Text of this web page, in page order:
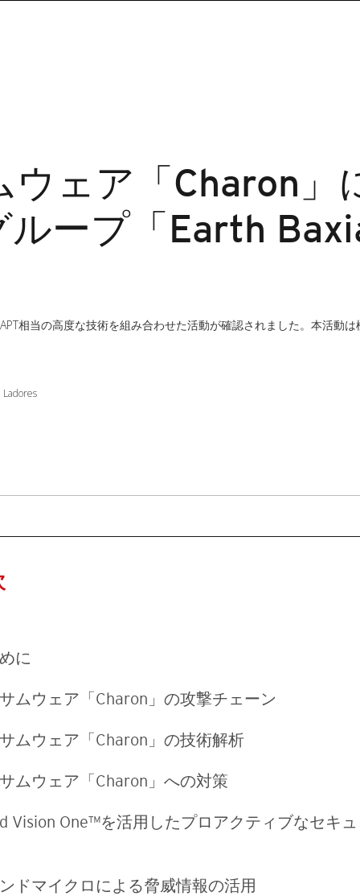
ウェア「Charon」
ループ「Earth
相当の高度な技術を組み合わせた活動が確認されました。本活動
Ladores
に
ムウェア「Charon」の攻撃チェーン
ムウェア「Charon」の技術解析
ムウェア「Charon」への対策
Vision One™を活用したプロアクティブなセキ
ドマイクロによる脅威情報の活用